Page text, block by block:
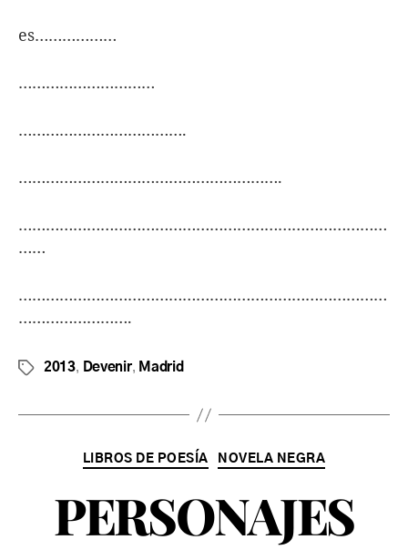
es………………
…………………………
……………………………….
………………………………………………….
………………………………………………………………………
……
………………………………………………………………………
…………………….
2013, Devenir, Madrid
LIBROS DE POESÍA NOVELA NEGRA
PERSONAJES